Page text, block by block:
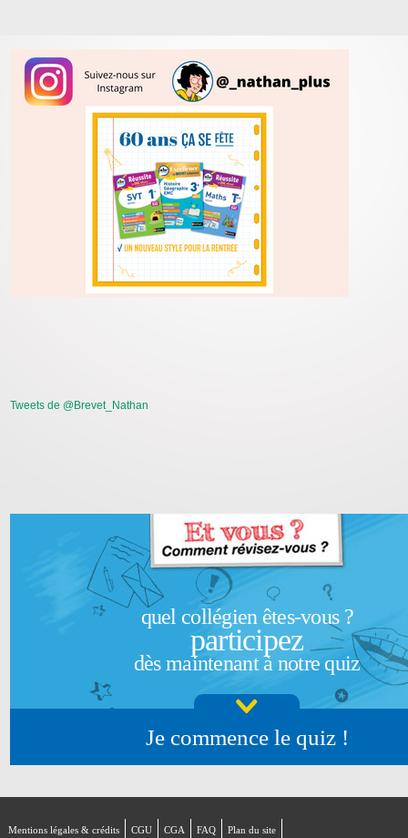
Tweets de @Brevet_Nathan
quel collégien êtes-vous ?
participez
dès maintenant à notre quiz
Je commence le quiz !
Mentions légales & crédits CGU CGA FAQ Plan du site